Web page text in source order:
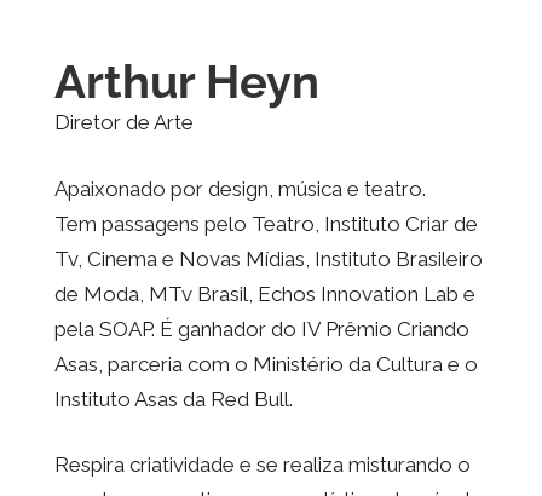
Arthur Heyn
Diretor de Arte
Apaixonado por design, música e teatro.
Tem passagens pelo Teatro, Instituto Criar de
Tv, Cinema e Novas Mídias, Instituto Brasileiro
de Moda, MTv Brasil, Echos Innovation Lab e
pela SOAP. É ganhador do IV Prêmio Criando
Asas, parceria com o Ministério da Cultura e o
Instituto Asas da Red Bull.
Respira criatividade e se realiza misturando o